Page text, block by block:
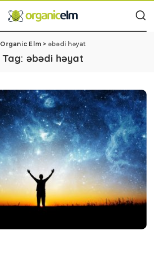
Organic Elm > əbədi həyat
Tag: əbədi həyat